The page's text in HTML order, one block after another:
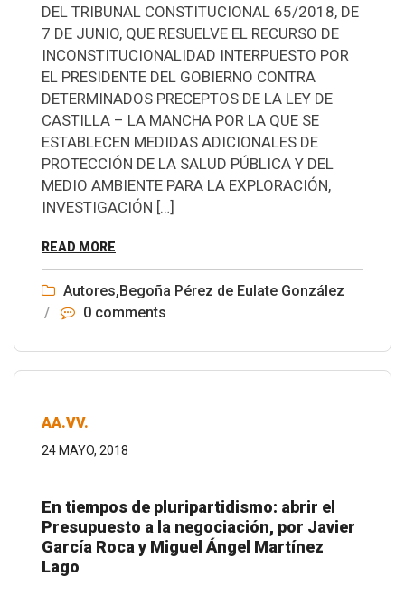
DEL TRIBUNAL CONSTITUCIONAL 65/2018, DE
7 DE JUNIO, QUE RESUELVE EL RECURSO DE
INCONSTITUCIONALIDAD INTERPUESTO POR
EL PRESIDENTE DEL GOBIERNO CONTRA
DETERMINADOS PRECEPTOS DE LA LEY DE
CASTILLA – LA MANCHA POR LA QUE SE
ESTABLECEN MEDIDAS ADICIONALES DE
PROTECCIÓN DE LA SALUD PÚBLICA Y DEL
MEDIO AMBIENTE PARA LA EXPLORACIÓN,
INVESTIGACIÓN […]
READ MORE
Autores,Begoña Pérez de Eulate González
/
0 comments
AA.VV.
24 MAYO, 2018
En tiempos de pluripartidismo: abrir el
Presupuesto a la negociación, por Javier
García Roca y Miguel Ángel Martínez
Lago